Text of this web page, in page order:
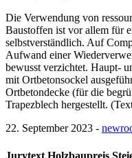
Die Verwendung von
Baustoffen ist vor allem für
selbstverständlich. Auf
Aufwand einer
bewusst verzichtet. Haupt-
mit Ortbetonsockel
Ortbetondecke (für die
Trapezblech hergestellt.
22. September 2023 -
Jurytext Holzbaupreis